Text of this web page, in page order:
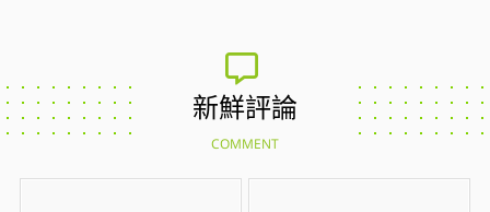
新鮮評論
COMMENT